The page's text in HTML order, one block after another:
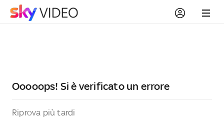
Ooooops! Si è verificato un errore
Riprova più tardi